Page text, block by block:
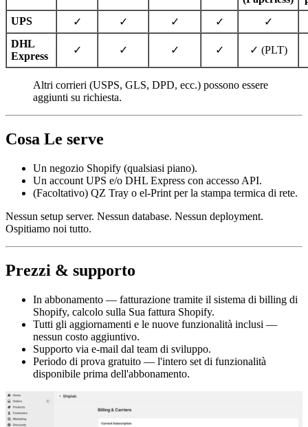
UPS
✓ ✓ ✓ ✓
✓
DHL
Express
✓ ✓ ✓ ✓ ✓ (PLT)
Altri corrieri (USPS, GLS, DPD, ecc.) possono essere
aggiunti su richiesta.
Cosa Le serve
Un negozio Shopify (qualsiasi piano).
Un account UPS e/o DHL Express con accesso API.
(Facoltativo) QZ Tray o el-Print per la stampa termica di rete.
Nessun setup server. Nessun database. Nessun deployment.
Ospitiamo noi tutto.
Prezzi & supporto
In abbonamento — fatturazione tramite il sistema di billing di
Shopify, calcolo sulla Sua fattura Shopify.
Tutti gli aggiornamenti e le nuove funzionalità inclusi —
nessun costo aggiuntivo.
Supporto via e-mail dal team di sviluppo.
Periodo di prova gratuito — l'intero set di funzionalità
disponibile prima dell'abbonamento.